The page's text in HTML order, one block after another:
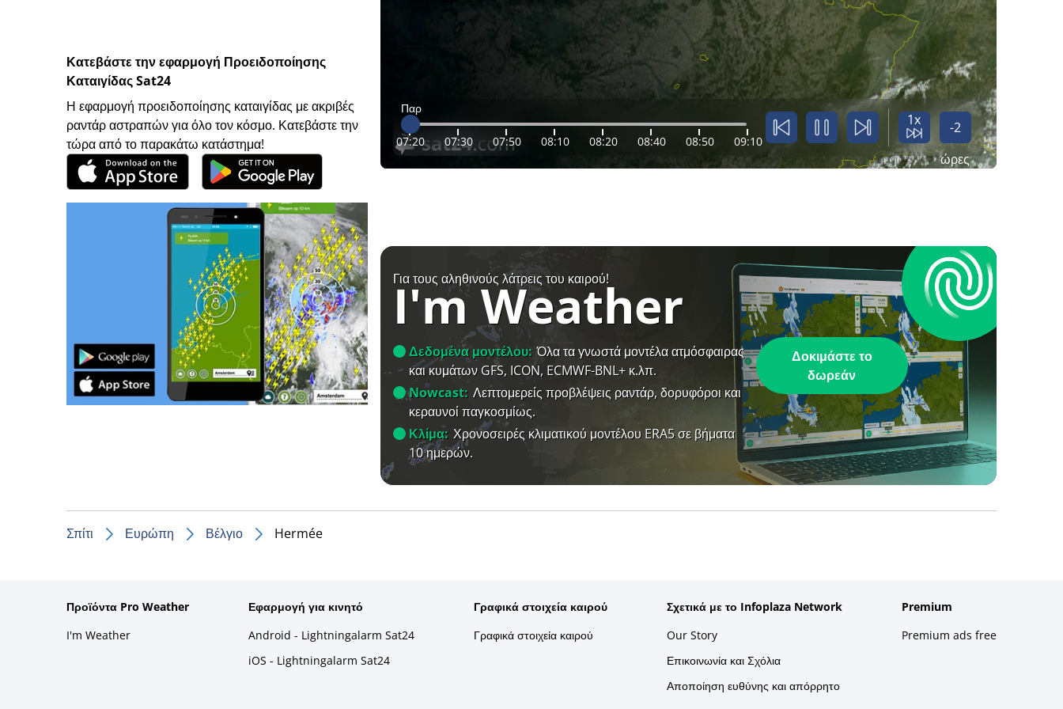
Κατεβάστε την εφαρμογή Προειδοποίησης
Καταιγίδας Sat24
Η εφαρμογή προειδοποίησης καταιγίδας με ακριβές
ραντάρ αστραπών για όλο τον κόσμο. Κατεβάστε την
τώρα από το παρακάτω κατάστημα!
Παρ
07:20 07:30 07:50 08:10 08:20 08:40 08:50 09:10
1x
-2
ώρες
Για τους αληθινούς λάτρεις του καιρού!
I'm Weather
Δεδομένα μοντέλου: Όλα τα γνωστά μοντέλα ατμόσφαιρας
και κυμάτων GFS, ICON, ECMWF-BNL+ κ.λπ.
Nowcast: Λεπτομερείς προβλέψεις ραντάρ, δορυφόροι και
κεραυνοί παγκοσμίως.
Κλίμα: Χρονοσειρές κλιματικού μοντέλου ERA5 σε βήματα
10 ημερών.
Δοκιμάστε το
δωρεάν
Σπίτι Ευρώπη Βέλγιο Hermée
Προϊόντα Pro Weather
I'm Weather
Εφαρμογή για κινητό
Android - Lightningalarm Sat24
iOS - Lightningalarm Sat24
Γραφικά στοιχεία καιρού
Γραφικά στοιχεία καιρού
Σχετικά με το Infoplaza Network
Our Story
Επικοινωνία και Σχόλια
Αποποίηση ευθύνης και απόρρητο
Premium
Premium ads free